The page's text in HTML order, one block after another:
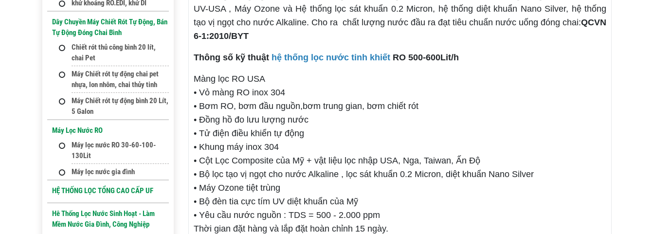
UV-USA , Máy Ozone và Hệ thống lọc sát khuẩn 0.2 Micron, hệ thống diệt khuẩn Nano Silver, hệ thống
tạo vị ngọt cho nước Alkaline. Cho ra chất lượng nước đầu ra đạt tiêu chuẩn nước uống đóng chai:QCVN
6-1:2010/BYT
Thông số kỹ thuật hệ thống lọc nước tinh khiết RO 500-600Lit/h
Màng lọc RO USA
• Vỏ màng RO inox 304
• Bơm RO, bơm đầu nguồn,bơm trung gian, bơm chiết rót
• Đồng hồ đo lưu lượng nước
• Tử điện điều khiển tự động
• Khung máy inox 304
• Cột Lọc Composite của Mỹ + vật liệu lọc nhập USA, Nga, Taiwan, Ấn Độ
• Bộ lọc tạo vị ngọt cho nước Alkaline , lọc sát khuẩn 0.2 Micron, diệt khuẩn Nano Silver
• Máy Ozone tiệt trùng
• Bộ đèn tia cực tím UV diệt khuẩn của Mỹ
• Yêu cầu nước nguồn : TDS = 500 - 2.000 ppm
Thời gian đặt hàng và lắp đặt hoàn chỉnh 15 ngày.
khử khoáng RO.EDI, khử DI
Dây Chuyền Máy Chiết Rót Tự Động, Bán
Tự Động Đóng Chai Bình
Chiết rót thủ công bình 20 lít,
chai Pet
Máy Chiết rót tự động chai pet
nhựa, lon nhôm, chai thủy tinh
Máy Chiết rót tự động bình 20 Lít,
5 Galon
Máy Lọc Nước RO
Máy lọc nước RO 30-60-100-
130Lit
Máy lọc nước gia đình
HỆ THỐNG LỌC TỔNG CAO CẤP UF
Hê Thống Lọc Nước Sinh Hoạt - Làm
Mềm Nước Gia Đình, Công Nghiệp